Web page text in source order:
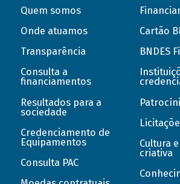
Quem somos
Onde atuamos
Transparência
Consulta a
financiamentos
Resultados para a
sociedade
Credenciamento de
Equipamentos
Consulta PAC
Cartão
BNDES
Cultura
criativa